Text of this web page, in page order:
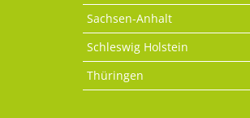
Sachsen-Anhalt
Schleswig Holstein
Thüringen